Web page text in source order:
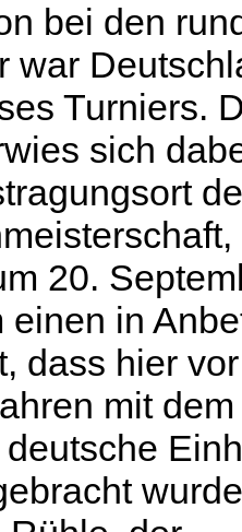
bei den
war
Turniers.
sich
20.
einen in
dass hier vor
mit